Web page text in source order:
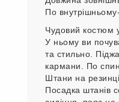
Обхват стегон -
Довжина рукава
Довжина
Вимірювання
Розтяжність
128 см
Ширина – 5 см
Обхват стегон -